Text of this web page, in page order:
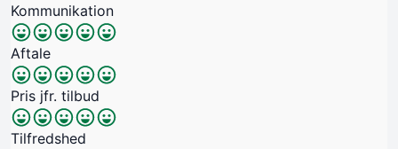
Kommunikation
Aftale
Pris jfr. tilbud
Tilfredshed